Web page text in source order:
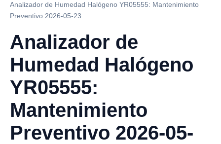
Analizador de Humedad Halógeno YR05555: Mantenimiento
Preventivo 2026-05-23
Analizador de
Humedad Halógeno
YR05555:
Mantenimiento
Preventivo 2026-05-